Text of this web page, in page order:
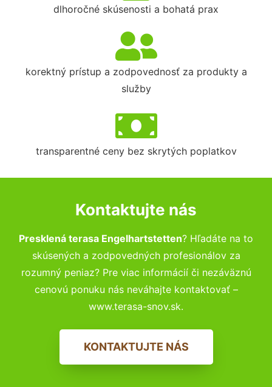
dlhoročné skúsenosti a bohatá prax
korektný prístup a zodpovednosť za produkty a
služby
transparentné ceny bez skrytých poplatkov
Kontaktujte nás
Presklená terasa Engelhartstetten? Hľadáte na to
skúsených a zodpovedných profesionálov za
rozumný peniaz? Pre viac informácií či nezáväznú
cenovú ponuku nás neváhajte kontaktovať –
www.terasa-snov.sk.
KONTAKTUJTE NÁS